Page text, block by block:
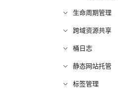
生命周期管理
跨域资源共享
桶日志
静态网站托管
标签管理